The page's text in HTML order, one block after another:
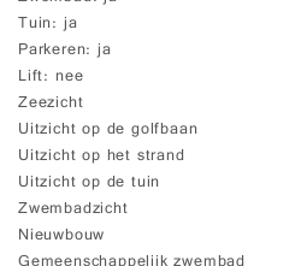
Tuin ja
Parkeren ja
Lift nee
Zeezicht
Uitzicht op de golfbaan
Uitzicht op het strand
Uitzicht op de tuin
Zwembadzicht
Nieuwbouw